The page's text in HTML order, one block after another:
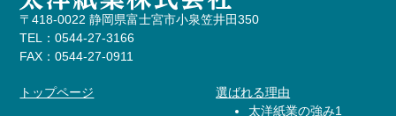
〒418-0022 静岡県富士宮市小泉笠井田350
TEL：0544-27-3166
FAX：0544-27-0911
トップページ
選ばれる理由
太洋紙業の強み1